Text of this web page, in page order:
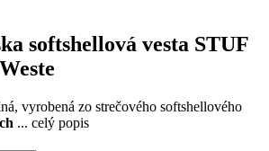
softshellová vesta STUF
vyrobená zo strečového softshellového
... celý popis